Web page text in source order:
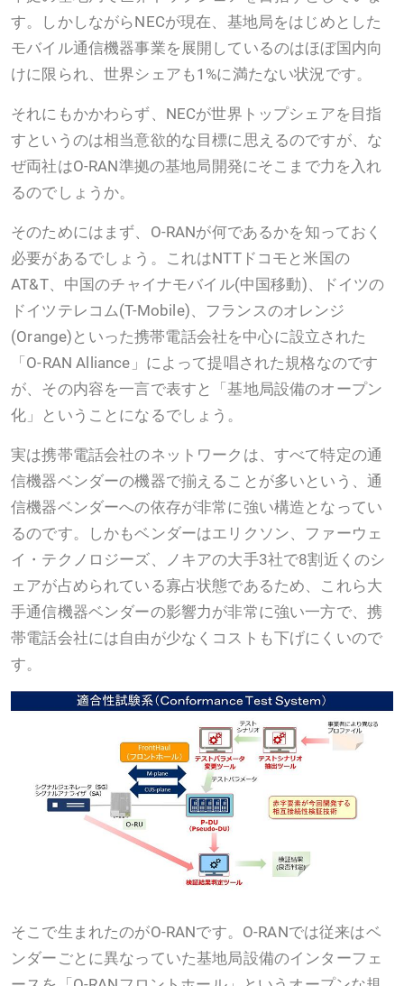
す。しかしながらNECが現在、基地局をはじめとした
モバイル通信機器事業を展開しているのはほぼ国内向
けに限られ、世界シェアも1%に満たない状況です。
それにもかかわらず、NECが世界トップシェアを目指
すというのは相当意欲的な目標に思えるのですが、な
ぜ両社はO-RAN準拠の基地局開発にそこまで力を入れ
るのでしょうか。
そのためにはまず、O-RANが何であるかを知っておく
必要があるでしょう。これはNTTドコモと米国の
AT&T、中国のチャイナモバイル(中国移動)、ドイツの
ドイツテレコム(T-Mobile)、フランスのオレンジ
(Orange)といった携帯電話会社を中心に設立された
「O-RAN Alliance」によって提唱された規格なのです
が、その内容を一言で表すと「基地局設備のオープン
化」ということになるでしょう。
実は携帯電話会社のネットワークは、すべて特定の通
信機器ベンダーの機器で揃えることが多いという、通
信機器ベンダーへの依存が非常に強い構造となってい
るのです。しかもベンダーはエリクソン、ファーウェ
イ・テクノロジーズ、ノキアの大手3社で8割近くのシ
ェアが占められている寡占状態であるため、これら大
手通信機器ベンダーの影響力が非常に強い一方で、携
帯電話会社には自由が少なくコストも下げにくいので
す。
そこで生まれたのがO-RANです。O-RANでは従来はベ
ンダーごとに異なっていた基地局設備のインターフェ